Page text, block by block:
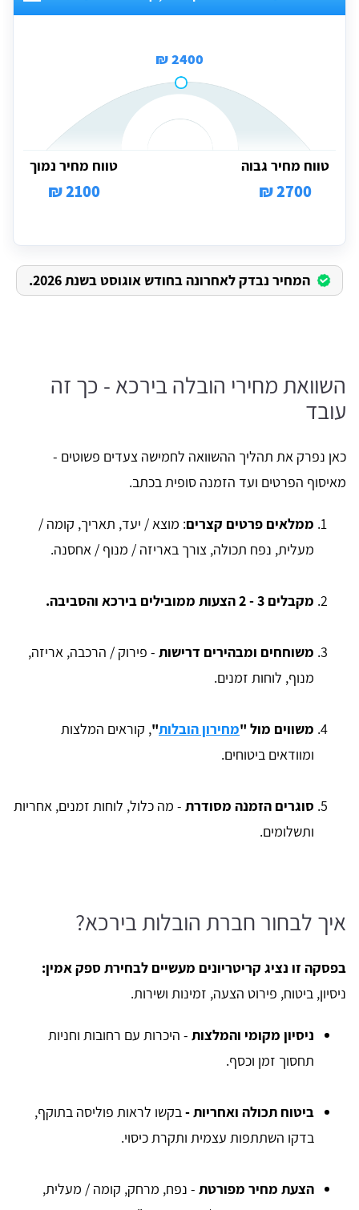
2400 ₪
טווח מחיר גבוה
2700 ₪
טווח מחיר נמוך
2100 ₪
המחיר נבדק לאחרונה בחודש אוגוסט בשנת 2026.
השוואת מחירי הובלה בירכא - כך זה
עובד
כאן נפרק את תהליך ההשוואה לחמישה צעדים פשוטים -
מאיסוף הפרטים ועד הזמנה סופית בכתב.
ממלאים פרטים קצרים: מוצא / יעד, תאריך, קומה /
מעלית, נפח תכולה, צורך באריזה / מנוף / אחסנה.
מקבלים 3 - 2 הצעות ממובילים בירכא והסביבה.
משוחחים ומבהירים דרישות - פירוק / הרכבה, אריזה,
מנוף, לוחות זמנים.
משווים מול "מחירון הובלות", קוראים המלצות
ומוודאים ביטוחים.
סוגרים הזמנה מסודרת - מה כלול, לוחות זמנים, אחריות
ותשלומים.
איך לבחור חברת הובלות בירכא?
בפסקה זו נציג קריטריונים מעשיים לבחירת ספק אמין:
ניסיון, ביטוח, פירוט הצעה, זמינות ושירות.
ניסיון מקומי והמלצות - היכרות עם רחובות וחניות
תחסוך זמן וכסף.
ביטוח תכולה ואחריות -בקשו לראות פוליסה בתוקף,
בדקו השתתפות עצמית ותקרת כיסוי.
הצעת מחיר מפורטת - נפח, מרחק, קומה / מעלית,